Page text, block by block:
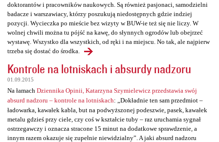
doktorantów i pracowników naukowych. Są również pasjonaci, samodzielni
badacze i warszawiacy, którzy poszukują niedostępnych gdzie indziej
pozycji. Wycieczka po mieście bez wizyty w BUW-ie też się nie liczy. W
wolnej chwili można tu pójść na kawę, do słynnych ogrodów lub obejrzeć
wystawę. Wszystko dla wszystkich, od ręki i na miejscu. No tak, ale najpierw
trzeba się dostać do środka.
Kontrole na lotniskach i absurdy nadzoru
01.09.2015
Na łamach Dziennika Opinii, Katarzyna Szymielewicz przedstawia swój
absurd nadzoru – kontrole na lotniskach: „Dokładnie ten sam przedmiot –
ładowarka, kawałek kabla, but na podwyższonej podeszwie, pasek, kawałek
metalu gdzieś przy ciele, czy coś w kształcie tuby – raz uruchamia sygnał
ostrzegawczy i oznacza stracone 15 minut na dodatkowe sprawdzenie, a
innym razem okazuje się zupełnie niewidzialny”. A jaki absurd nadzoru